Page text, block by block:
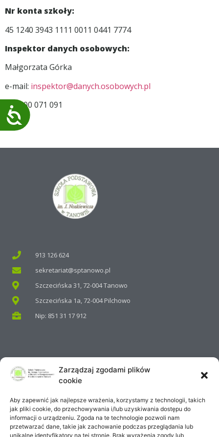
Dostępność
Zarządzaj zgodami plików
cookie
Aby zapewnić jak najlepsze wrażenia, korzystamy z technologii, takich
jak pliki cookie, do przechowywania i/lub uzyskiwania dostępu do
informacji o urządzeniu. Zgoda na te technologie pozwoli nam
przetwarzać dane, takie jak zachowanie podczas przeglądania lub
unikalne identyfikatory na tej stronie. Brak wyrażenia zgody lub
Nr konta szkoły:
45 1240 3943 1111 0011 0441 7774
Inspektor danych osobowych:
Małgorzata Górka
e-mail: inspektor@danych.osobowych.pl
tel.: 500 071 091
913 126 624
sekretariat@sptanowo.pl
Szczecińska 31, 72-004 Tanowo
Szczecińska 1a, 72-004 Pilchowo
Nip: 851 31 17 912
ZNAJDŹ NAS NA FACEBOOKU
Tanowo